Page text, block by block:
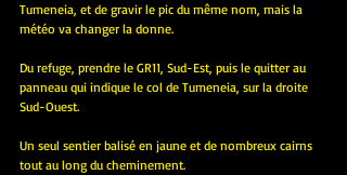
Tumeneia, et de gravir le pic du même nom, mais la
météo va changer la donne.
Du refuge, prendre le GR11, Sud-Est, puis le quitter au
panneau qui indique le col de Tumeneia, sur la droite
Sud-Ouest.
Un seul sentier balisé en jaune et de nombreux cairns
tout au long du cheminement.